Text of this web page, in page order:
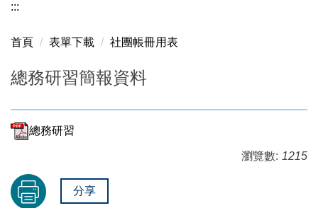
:::
首頁 表單下載 社團帳冊用表
總務研習簡報資料
總務研習
瀏覽數: 1215
分享